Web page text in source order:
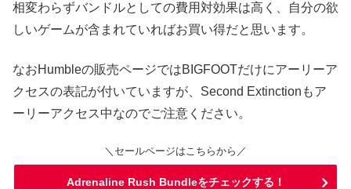
相変わらずバンドルとしての費用対効果は高く、自分の欲
しいゲームが含まれていればお買い得だと思います。
なおHumbleの販売ページではBIGFOOTだけにアーリーア
クセスの表記が付いていますが、Second Extinctionもア
ーリーアクセス中なのでご注意ください。
＼セールページはこちらから／
Adrenaline Rush Bundleをチェックする！